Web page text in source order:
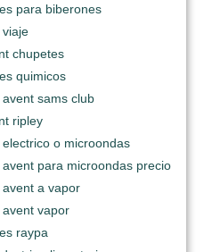
para biberones
chupetes
quimicos
sams club
ripley
o microondas
para microondas precio
a vapor
vapor
raypa